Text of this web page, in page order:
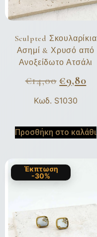
Sculpted Σκουλαρίκια
Ασημί & Χρυσό από
Ανοξείδωτο Ατσάλι
€14,00 €9,80
Κωδ. S1030
Προσθήκη στο καλάθι
Έκπτωση
-30%